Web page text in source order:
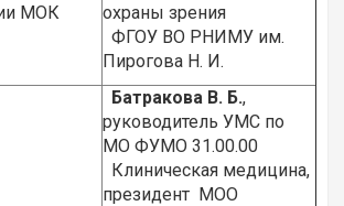
МОК
охраны зрения
ФГОУ ВО РНИМУ им.
Пирогова Н. И.
Батракова В. Б.,
руководитель УМС по
МО ФУМО 31.00.00
Клиническая медицина,
президент МОО